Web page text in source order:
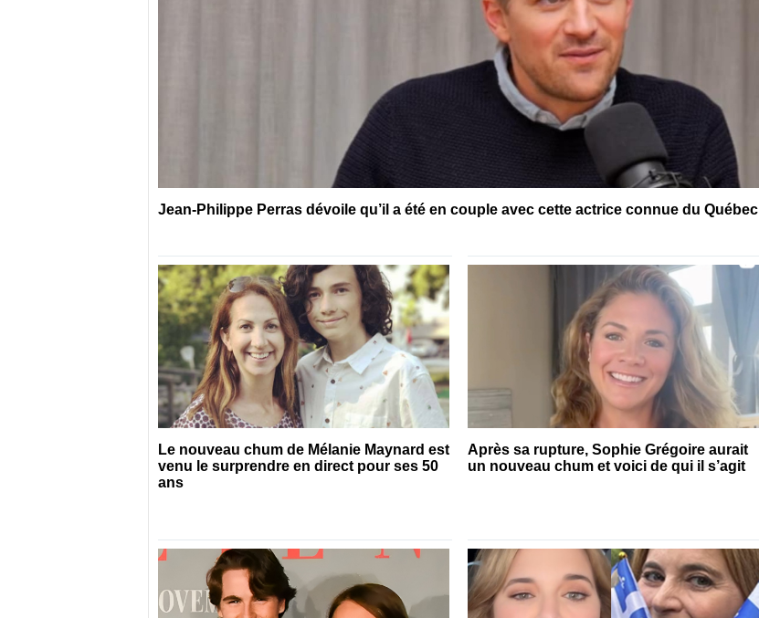
Jean-Philippe Perras dévoile qu’il a été en couple avec cette actrice connue du Québec
Le nouveau chum de Mélanie Maynard est
venu le surprendre en direct pour ses 50
ans
Après sa rupture, Sophie Grégoire aurait
un nouveau chum et voici de qui il s’agit